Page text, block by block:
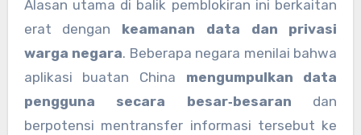
Alasan utama di balik pemblokiran ini berkaitan
erat dengan keamanan data dan privasi
warga negara. Beberapa negara menilai bahwa
aplikasi buatan China mengumpulkan data
pengguna secara besar‑besaran dan
berpotensi mentransfer informasi tersebut ke